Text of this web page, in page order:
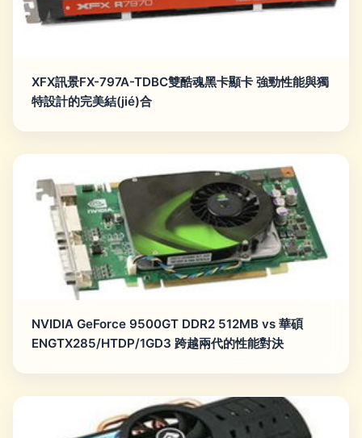
XFX訊景FX-797A-TDBC雙酷魂黑卡顯卡 強勁性能與獨
特設計的完美結(jié)合
NVIDIA GeForce 9500GT DDR2 512MB vs 華碩
ENGTX285/HTDP/1GD3 跨越兩代的性能對決